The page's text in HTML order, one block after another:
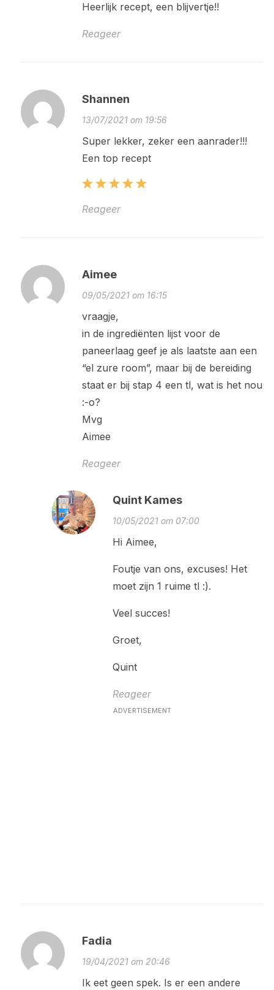
Heerlijk recept, een blijvertje!!
Reageer
Shannen
13/07/2021 om 19:56
Super lekker, zeker een aanrader!!!
Een top recept
Reageer
Aimee
09/05/2021 om 16:15
vraagje,
in de ingrediënten lijst voor de
paneerlaag geef je als laatste aan een
“el zure room”, maar bij de bereiding
staat er bij stap 4 een tl, wat is het nou
:-o?
Mvg
Aimee
Reageer
Quint Kames
10/05/2021 om 07:00
Hi Aimee,
Foutje van ons, excuses! Het
moet zijn 1 ruime tl :).
Veel succes!
Groet,
Quint
Reageer
ADVERTISEMENT
Fadia
19/04/2021 om 20:46
Ik eet geen spek. Is er een andere